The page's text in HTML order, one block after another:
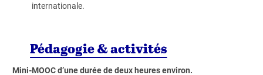
internationale.
Pédagogie & activités
Mini-MOOC d’une durée de deux heures environ.